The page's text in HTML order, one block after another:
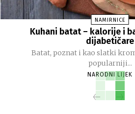
NAMIRNICE
Kuhani batat – kalorije i
dijabetičare
Batat, poznat i kao slatki
popularniji...
NARODNI LIJEK